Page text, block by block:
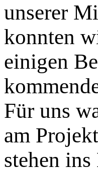
unserer
konnten
einigen
Für uns
am
stehen